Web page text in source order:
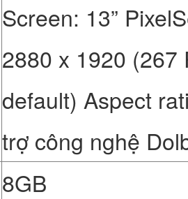
Screen: 13”
2880 x 1920 (267
default) Aspect
trợ công nghệ
8GB